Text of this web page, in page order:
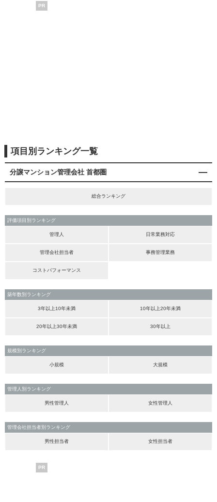
PR
項目別ランキング一覧
分譲マンション管理会社 首都圏
総合ランキング
評価項目別ランキング
管理人 日常業務対応
管理会社担当者 事務管理業務
コストパフォーマンス
築年数別ランキング
3年以上10年未満 10年以上20年未満
20年以上30年未満 30年以上
規模別ランキング
小規模 大規模
管理人別ランキング
男性管理人 女性管理人
管理会社担当者別ランキング
男性担当者 女性担当者
PR